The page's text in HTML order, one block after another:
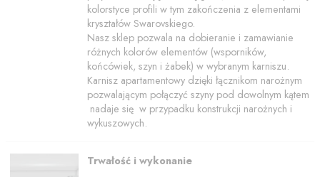
kolorstyce profili w tym zakończenia z elementami
kryształów Swarovskiego.
Nasz sklep pozwala na dobieranie i zamawianie
różnych kolorów elementów (wsporników,
końcówiek, szyn i żabek) w wybranym karniszu.
Karnisz apartamentowy dzięki łącznikom narożnym
pozwalającym połączyć szyny pod dowolnym kątem
nadaje się w przypadku konstrukcji narożnych i
wykuszowych.
Trwałość i wykonanie